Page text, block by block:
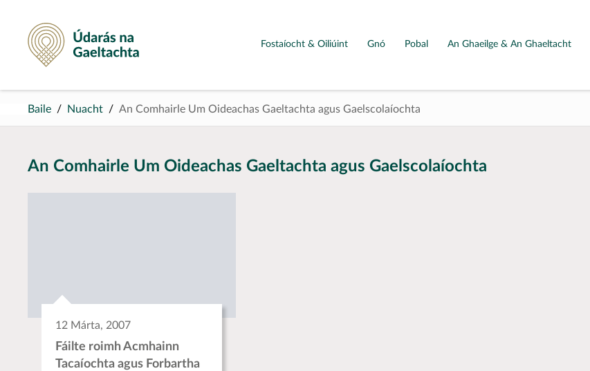
Údarás na Gaeltachta
Fostaíocht & Oiliúint Gnó Pobal An Ghaeilge & An Ghaeltacht
Baile Nuacht An Comhairle Um Oideachas Gaeltachta agus Gaelscolaíochta
An Comhairle Um Oideachas Gaeltachta agus Gaelscolaíochta
12 Márta, 2007
Fáilte roimh Acmhainn
Tacaíochta agus Forbartha